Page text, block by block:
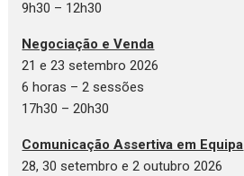
9h30 – 12h30
Negociação e Venda
21 e 23 setembro 2026
6 horas – 2 sessões
17h30 – 20h30
Comunicação Assertiva em Equipa
28, 30 setembro e 2 outubro 2026